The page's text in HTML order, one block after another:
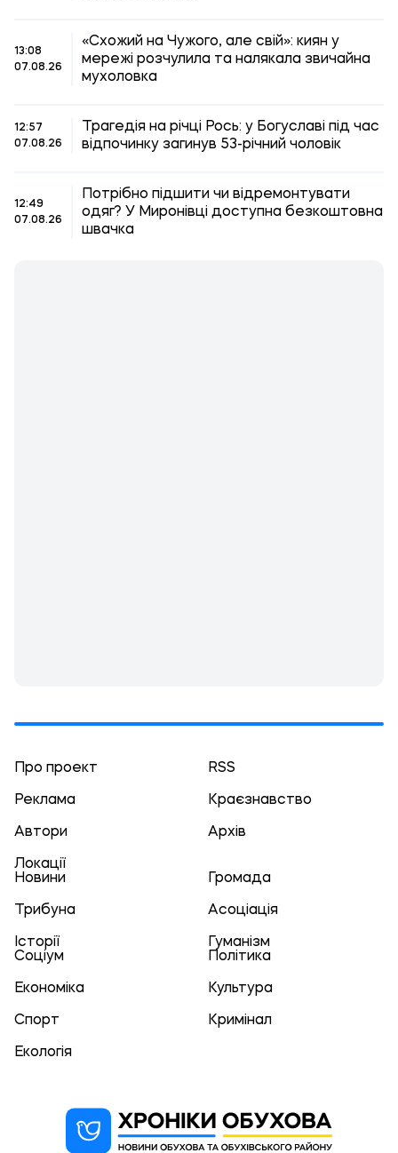
13:08
07.08.26
«Схожий на Чужого, але свій»: киян у
мережі розчулила та налякала звичайна
мухоловка
12:57
07.08.26
Трагедія на річці Рось: у Богуславі під час
відпочинку загинув 53-річний чоловік
12:49
07.08.26
Потрібно підшити чи відремонтувати
одяг? У Миронівці доступна безкоштовна
швачка
Про проект RSS
Реклама Краєзнавство
Автори Архів
Локації
Новини
Громада
Трибуна Асоціація
Історії
Гуманізм
Соціум
Політика
Економіка Культура
Спорт Кримінал
Екологія